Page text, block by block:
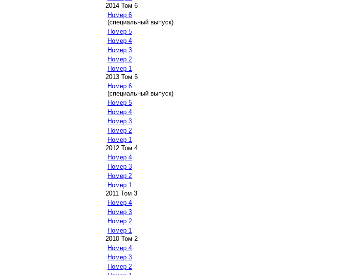
2014 Том 6
Номер 6
(специальный выпуск)
Номер 5
Номер 4
Номер 3
Номер 2
Номер 1
2013 Том 5
Номер 6
(специальный выпуск)
Номер 5
Номер 4
Номер 3
Номер 2
Номер 1
2012 Том 4
Номер 4
Номер 3
Номер 2
Номер 1
2011 Том 3
Номер 4
Номер 3
Номер 2
Номер 1
2010 Том 2
Номер 4
Номер 3
Номер 2